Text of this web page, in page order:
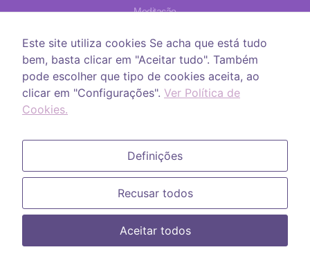
Meditação
Astrologia
Livros
Que sejamos o seu guia espiritual de orientação, proteção e apoio
Quem somos
Política de Privacidade
Este site utiliza cookies Se acha que está tudo
bem, basta clicar em "Aceitar tudo". Também
pode escolher que tipo de cookies aceita, ao
clicar em "Configurações". Ver Política de
Cookies.
Definições
Recusar todos
Aceitar todos